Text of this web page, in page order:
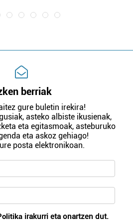
berriak
gure buletin irekira!
asteko albiste ikusienak,
eta egitasmoak, asteburuko
eta askoz gehiago!
posta elektronikoan.
irakurri eta onartzen dut.